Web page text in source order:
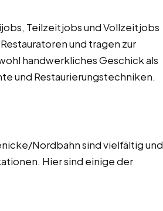
Teilzeitjobs und Vollzeitjobs
und tragen zur
handwerkliches Geschick als
und Restaurierungstechniken.
Nordbahn sind vielfältig und
Hier sind einige der